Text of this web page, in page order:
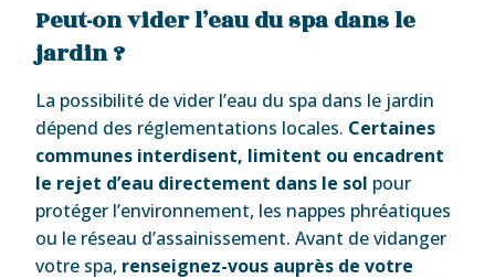
Peut-on vider l’eau du spa dans le
jardin ?
La possibilité de vider l’eau du spa dans le jardin
dépend des réglementations locales. Certaines
communes interdisent, limitent ou encadrent
le rejet d’eau directement dans le sol pour
protéger l’environnement, les nappes phréatiques
ou le réseau d’assainissement. Avant de vidanger
votre spa, renseignez-vous auprès de votre